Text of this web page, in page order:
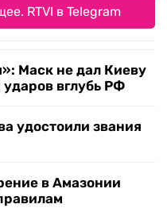
RTVI в Telegram
Маск не дал Киеву
вглубь РФ
удостоили звания
в Амазонии